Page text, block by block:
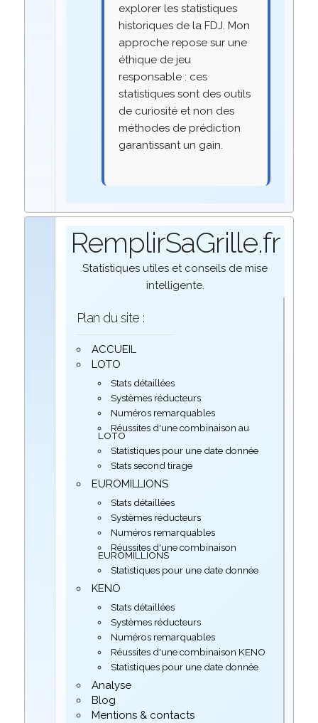
explorer les statistiques
historiques de la FDJ. Mon
approche repose sur une
éthique de jeu
responsable : ces
statistiques sont des outils
de curiosité et non des
méthodes de prédiction
garantissant un gain.
RemplirSaGrille.fr
Statistiques utiles et conseils de mise
intelligente.
Plan du site :
ACCUEIL
LOTO
Stats détaillées
Systèmes réducteurs
Numéros remarquables
Réussites d'une combinaison au
LOTO
Statistiques pour une date donnée
Stats second tirage
EUROMILLIONS
Stats détaillées
Systèmes réducteurs
Numéros remarquables
Réussites d'une combinaison
EUROMILLIONS
Statistiques pour une date donnée
KENO
Stats détaillées
Systèmes réducteurs
Numéros remarquables
Réussites d'une combinaison KENO
Statistiques pour une date donnée
Analyse
Blog
Mentions & contacts